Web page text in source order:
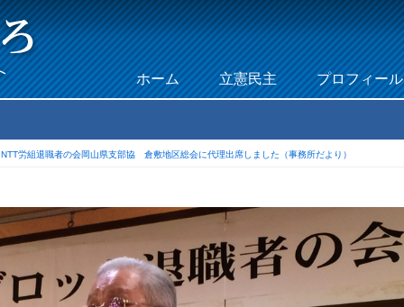
Menu
Skip to content
ホーム 立憲民主 プロフィール
NTT労組退職者の会岡山県支部協 倉敷地区総会に代理出席しました（事務所だより）